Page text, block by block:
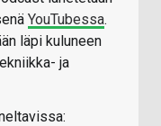
YouTubessa.
läpi kuluneen
ja